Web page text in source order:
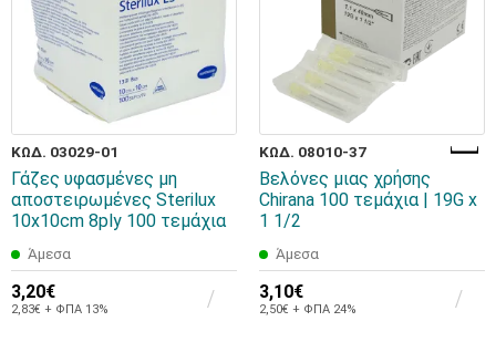
ΚΩΔ. 03029-01
Γάζες υφασμένες μη
αποστειρωμένες Sterilux
10x10cm 8ply 100 τεμάχια
Άμεσα
3,20€
2,83€ + ΦΠΑ 13%
ΚΩΔ. 08010-37
Bελόνες μιας χρήσης
Chirana 100 τεμάχια | 19G x
1 1/2
Άμεσα
3,10€
2,50€ + ΦΠΑ 24%